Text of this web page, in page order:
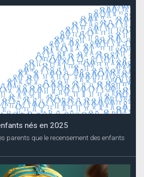
nés en 2025
parents que le recensement des enfants